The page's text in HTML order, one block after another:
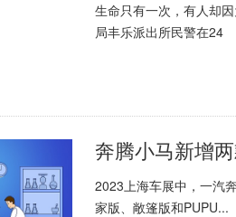
生命只有一次，有人却
局丰乐派出所民警在24
奔腾小马新增
2023上海车展中，一汽
家版、敞篷版和PUPU...